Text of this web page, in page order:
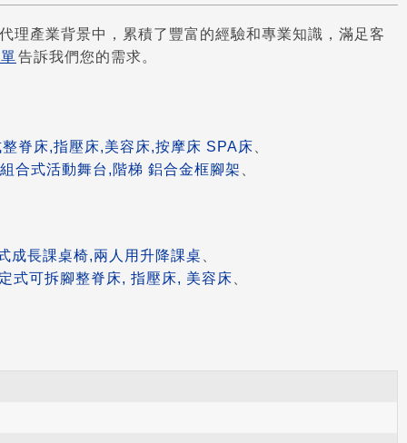
理產業背景中，累積了豐富的經驗和專業知識，滿足客
告訴我們您的需求。
脊床,指壓床,美容床,按摩床 SPA床 、
組合式活動舞台,階梯 鋁合金框腳架 、
成長課桌椅,兩人用升降課桌 、
式可拆腳整脊床, 指壓床, 美容床 、